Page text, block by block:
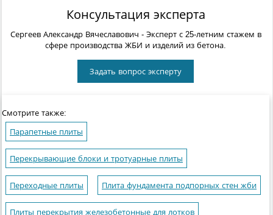
Консультация эксперта
Сергеев Александр Вячеславович - Эксперт с 25-летним стажем в
сфере производства ЖБИ и изделий из бетона.
Задать вопрос эксперту
Смотрите также:
Парапетные плиты
Перекрывающие блоки и тротуарные плиты
Переходные плиты Плита фундамента подпорных стен жби
Плиты перекрытия железобетонные для лотков